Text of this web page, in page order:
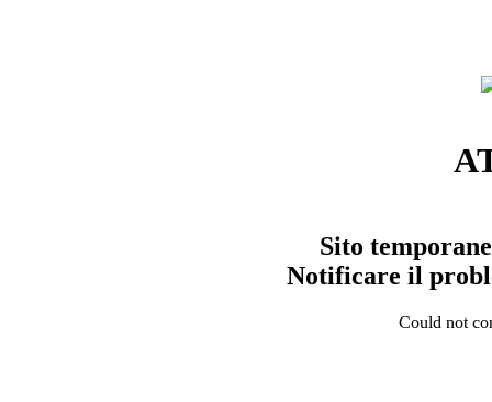
Sito
Notificare il
Could not